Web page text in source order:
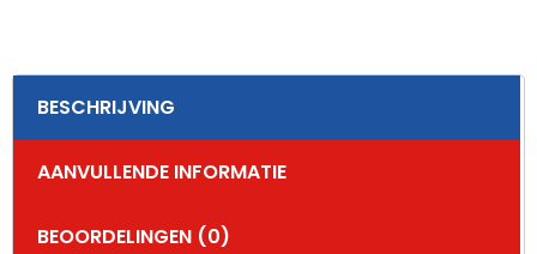
BESCHRIJVING
AANVULLENDE INFORMATIE
BEOORDELINGEN (0)